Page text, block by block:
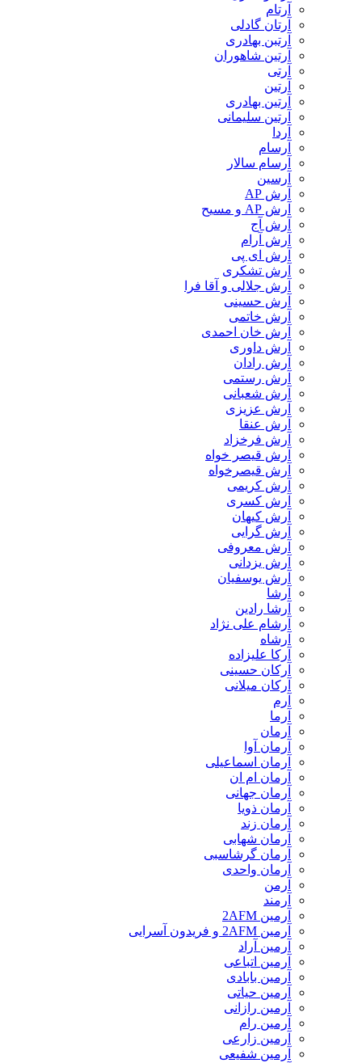
آرتام
آرتان گادلی
آرتبن بهادری
آرتين شاهوران
آرتی
آرتین
آرتین بهادری
آرتین سلیمانی
آردا
آرسام
آرسام سالار
آرسین
آرش AP
آرش AP و مسیح
آرش آج
آرش آرام
آرش ای پی
آرش تشکری
آرش جلالی و آقا فرا
آرش حسینی
آرش خاتمی
آرش خان احمدی
آرش داوری
آرش رادان
آرش رستمى
آرش شعبانی
آرش عزیزی
آرش عنقا
آرش فرخزاد
آرش قیصر خواه
آرش قیصرخواه
آرش کریمی
آرش کسری
آرش کیهان
آرش گرایی
آرش معروفی
آرش یزدانی
آرش یوسفیان
آرشا
آرشا رادین
آرشام علی نژاد
آرشاه
آرکا علیزاده
آرکان حسینی
آرکان میلانی
آرم
آرما
آرمان
آرمان آوا
آرمان اسماعیلی
آرمان ام ان
آرمان جهانی
آرمان ذویا
آرمان زند
آرمان شهابی
آرمان گرشاسبی
آرمان واحدی
آرمن
آرمند
آرمین 2AFM
آرمین 2AFM و فریدون آسرایی
آرمین آراد
آرمین اتباعی
آرمین بابادی
آرمین حیاتی
آرمین رازانی
آرمین رام
آرمین زارعی
آرمین شفیعی